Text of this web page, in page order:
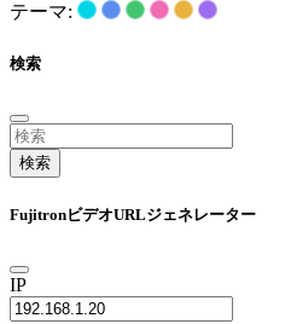
テーマ:
検索
検索
FujitronビデオURLジェネレーター
IP